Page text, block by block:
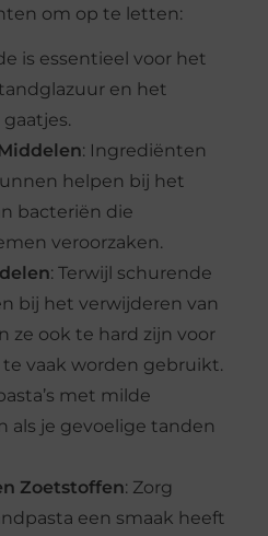
om op te letten:
is essentieel voor het
en het
: Ingrediënten
helpen bij het
bacteriën die
veroorzaken.
: Terwijl schurende
bij het verwijderen van
ze ook te hard zijn voor
te vaak worden gebruikt.
met milde
als je gevoelige tanden
Zoetstoffen: Zorg
een smaak heeft